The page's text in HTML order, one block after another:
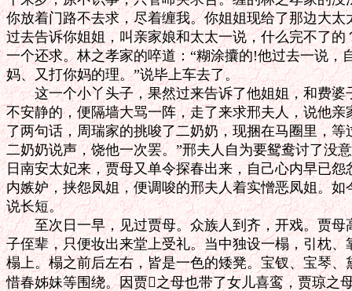
你放着门路不去求，尽着缠我。你姐姐现给了那边大
过去告诉你姐姐，叫亲家娘和太太一说，什么完不了的
一个还求。林之孝家的啐道：“糊涂攮的!他过去一说，
妈、又打你妈的理。”说毕上车去了。
这一个小丫头子，果然过来告诉了他姐姐，和费婆
不安静的，便隔墙大骂一阵，走了来求邢夫人，说他亲
了两句话，周瑞家的挑唆了二奶奶，现捆在马圈里，
二奶奶说声，饶他一次罢。”邢夫人自为要鸳鸯讨了没
日南安太妃来，贾母又单令探春出来，自己心内早已
内嫉妒，挟怨凤姐，便调唆的邢夫人着实憎恶凤姐。
说长短。
至次日一早，见过贾母。众族人到齐，开戏。贾母
子侄辈，只便妆出来堂上受礼。当中独设一榻，引枕
榻上。榻之前后左右，皆是一色的矮凳。宝钗、宝琴
惜春姊妹等围绕。因贾之母也带了女儿喜鸾，贾琼之